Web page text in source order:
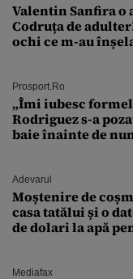
Valentin Sanfira o
Codruța de
ochi ce m-au
Prosport.ro
„Îmi iubesc
Rodriguez s-a
baie înainte de
Adevarul
Moștenire de
casa tatălui și o
de dolari la apă
Mediafax